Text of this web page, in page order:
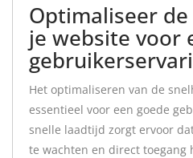
Optimaliseer
je website voor
Het optimaliseren van de
essentieel voor een goede
snelle laadtijd zorgt ervoor
te wachten en direct